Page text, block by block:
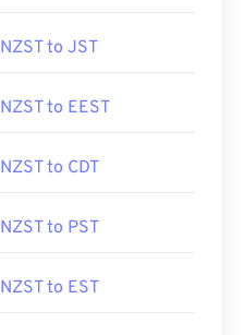
NZST to JST
NZST to EEST
NZST to CDT
NZST to PST
NZST to EST